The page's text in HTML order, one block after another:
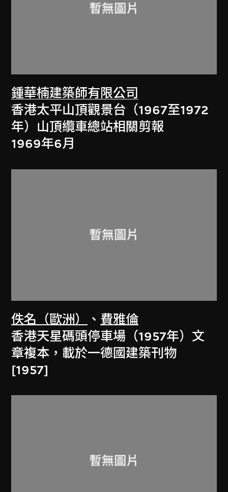
鍾華楠建築師有限公司
香港太平山頂觀景台（1967至1972
年）山頂纜車總站相關剪報
1969年6月
佚名（歐洲） 、 費雅倫
香港天星碼頭停車場（1957年）文
章複本，載於一德國建築刊物
[1957]